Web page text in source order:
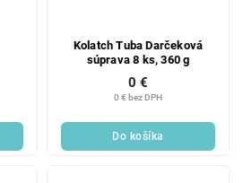
Kolatch Tuba Darčeková
súprava 8 ks, 360 g
0 € bez DPH
0 €
Do košíka